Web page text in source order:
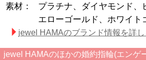
素材：
プラチナ、ダイヤモンド、
エローゴールド、ホワイト
jewel HAMAのブランド情報を詳し
jewel HAMAのほかの婚約指輪(エンゲ